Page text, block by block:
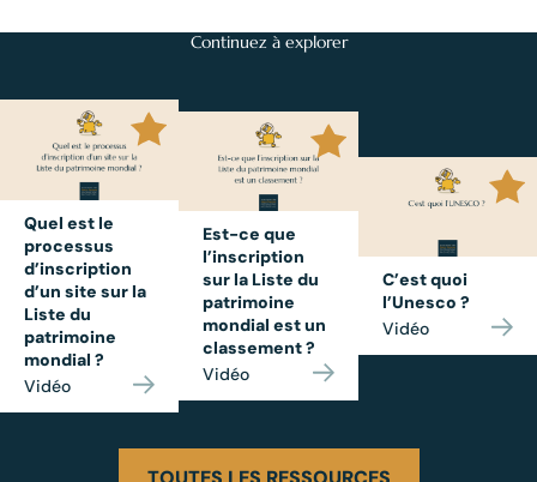
Continuez à explorer
Quel est le
processus
d’inscription
d’un site sur la
Liste du
patrimoine
mondial ?
Vidéo
Est-ce que
l’inscription
sur la Liste du
patrimoine
mondial est un
classement ?
Vidéo
C’est quoi
l’Unesco ?
Vidéo